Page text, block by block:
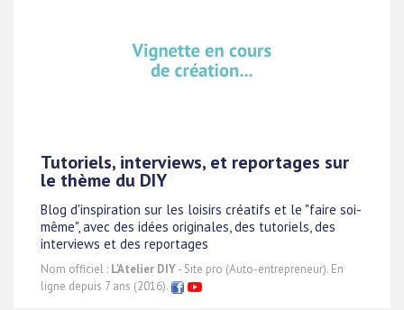
Tutoriels, interviews, et reportages sur
le thème du DIY
Blog d'inspiration sur les loisirs créatifs et le "faire soi-
même", avec des idées originales, des tutoriels, des
interviews et des reportages
Nom officiel : L'Atelier DIY- Site pro (Auto-entrepreneur). En
ligne depuis 7 ans (2016).